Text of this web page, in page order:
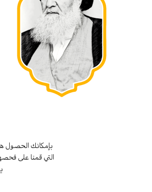
بإمكانك الحصول
التي قمنا على